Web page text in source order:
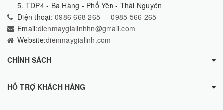
5. TDP4 - Ba Hàng - Phổ Yên - Thái Nguyên
Điện thoại: 0986 668 265 -0985 566 265
Email:dienmaygialinhhn@gmail.com
Website:dienmaygialinh.com
CHÍNH SÁCH
HỖ TRỢ KHÁCH HÀNG